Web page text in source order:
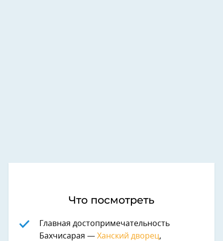
Что посмотреть
Главная достопримечательность
Бахчисарая — Ханский дворец,